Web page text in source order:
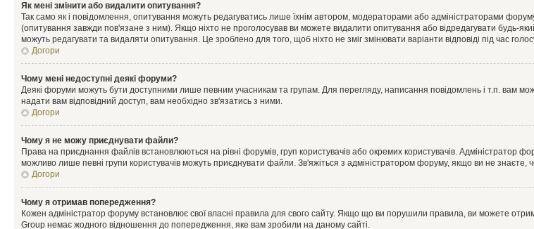
Як мені змінити або видалити опитування?
Так само як і повідомлення, опитування можуть редагуватись лише їхнім автором, модераторами або адміністраторами
(опитування завжди пов'язане з ним). Якщо ніхто не проголосував ви можете видалити опитування або відредагувати будь-
можуть редагувати та видаляти опитування. Це зроблено для того, щоб ніхто не зміг змінювати варіанти відповіді під час
Догори
Чому мені недоступні деякі форуми?
Деякі форуми можуть бути доступними лише певним учасникам та групам. Для перегляду, написання повідомлень і т.п. вам
надати вам відповідний доступ, вам необхідно зв'язатись з ними.
Догори
Чому я не можу приєднувати файли?
Права на приєднання файлів встановлюються на рівні форумів, груп користувачів або окремих користувачів.
можливо лише певні групи користувачів можуть приєднувати файли. Зв'яжіться з адміністратором форуму, якщо ви не
Догори
Чому я отримав попередження?
Кожен адміністратор форуму встановлює свої власні правила для свого сайту. Якщо що ви порушили правила, ви можете
Group немає жодного відношення до попередження, яке вам зробили на даному сайті.